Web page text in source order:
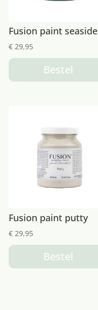
Fusion paint seaside
€29,95
Bestel
Fusion paint putty
€29,95
Bestel